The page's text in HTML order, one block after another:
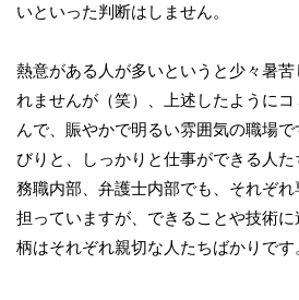
いといった判断はしません。
熱意がある人が多いというと少々暑
れませんが（笑）、上述したように
んで、賑やかで明るい雰囲気の職場
びりと、しっかりと仕事ができる人
務職内部、弁護士内部でも、それぞ
担っていますが、できることや技術
柄はそれぞれ親切な人たちばかりです